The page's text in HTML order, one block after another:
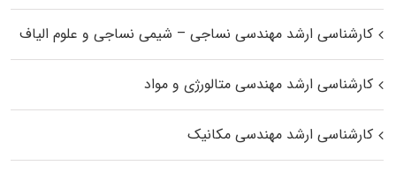
کارشناسی ارشد مهندسی نساجی – شیمی نساجی و علوم الیاف
کارشناسی ارشد مهندسی متالورژی و مواد
کارشناسی ارشد مهندسی مکانیک